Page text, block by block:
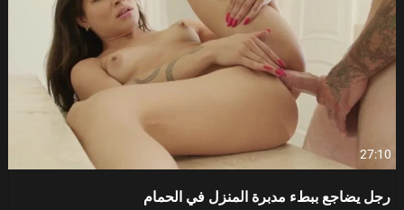
27:10
رجل يضاجع ببطء مدبرة المنزل في الحمام